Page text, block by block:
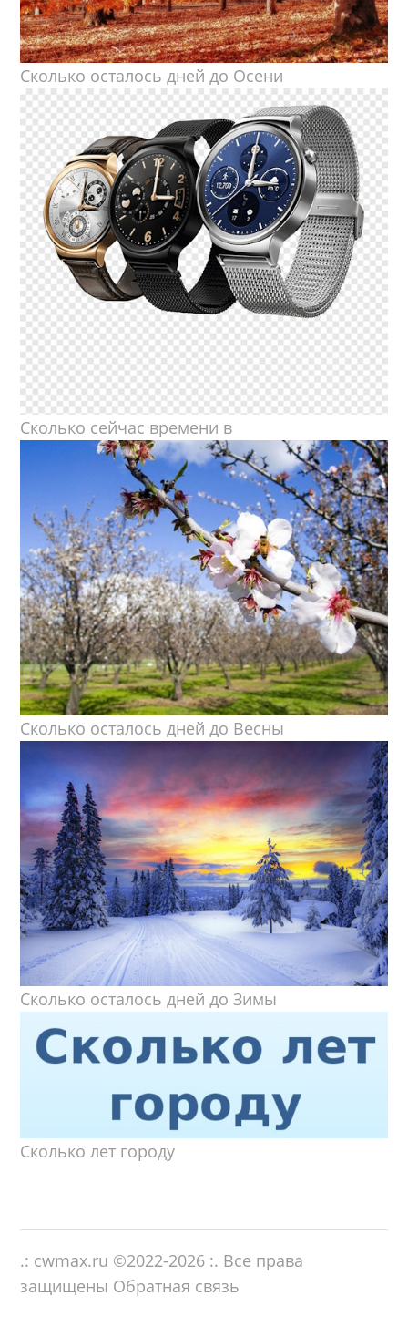
Сколько осталось дней до Осени
Сколько сейчас времени в
Сколько осталось дней до Весны
Сколько осталось дней до Зимы
Сколько лет городу
.: cwmax.ru ©2022-2026 :. Все права
защищены Обратная связь